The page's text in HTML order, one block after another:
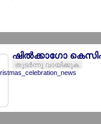
ഷില്‍ക്കാഗോ
തുടര്‍ന്നു വായിക്കുക